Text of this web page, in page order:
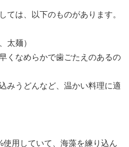
ては、以下のものがあります。
太麺）
くなめらかで歯ごたえのあるの
みうどんなど、温かい料理に適
用していて、海藻を練り込ん